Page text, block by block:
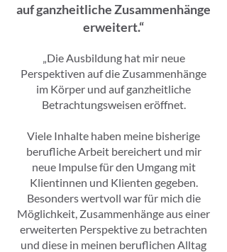
auf ganzheitliche Zusammenhänge
erweitert.“
„Die Ausbildung hat mir neue
Perspektiven auf die Zusammenhänge
im Körper und auf ganzheitliche
Betrachtungsweisen eröffnet.
Viele Inhalte haben meine bisherige
berufliche Arbeit bereichert und mir
neue Impulse für den Umgang mit
Klientinnen und Klienten gegeben.
Besonders wertvoll war für mich die
Möglichkeit, Zusammenhänge aus einer
erweiterten Perspektive zu betrachten
und diese in meinen beruflichen Alltag